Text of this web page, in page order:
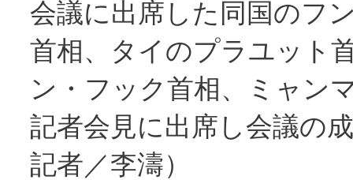
会議に出席した同国のフ
首相、タイのプラユット
ン・フック首相、ミャン
記者会見に出席し会議の
記者／李濤）